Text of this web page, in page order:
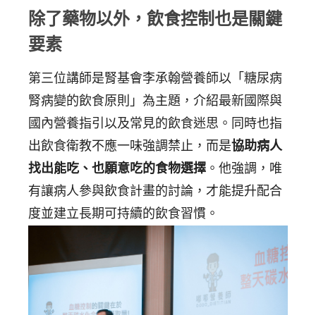
除了藥物以外，飲食控制也是關鍵
要素
第三位講師是腎基會李承翰營養師以「糖尿病
腎病變的飲食原則」為主題，介紹最新國際與
國內營養指引以及常見的飲食迷思。同時也指
出飲食衛教不應一味強調禁止，而是協助病人
找出能吃、也願意吃的食物選擇 。他強調，唯
有讓病人參與飲食計畫的討論，才能提升配合
度並建立長期可持續的飲食習慣。